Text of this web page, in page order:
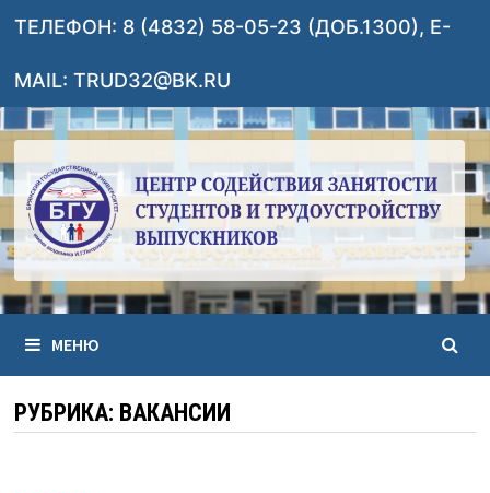
Перейти
содержимому
ТЕЛЕФОН: 8 (4832) 58-05-23 (ДОБ.1300), E-
MAIL: TRUD32@BK.RU
МЕНЮ
РУБРИКА: ВАКАНСИИ